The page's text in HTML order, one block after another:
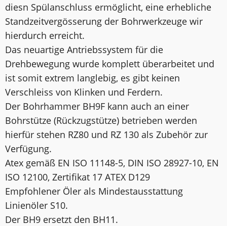
diesn Spülanschluss ermöglicht, eine erhebliche
Standzeitvergösserung der Bohrwerkzeuge wir
hierdurch erreicht.
Das neuartige Antriebssystem für die
Drehbewegung wurde komplett überarbeitet und
ist somit extrem langlebig, es gibt keinen
Verschleiss von Klinken und Ferdern.
Der Bohrhammer BH9F kann auch an einer
Bohrstütze (Rückzugstütze) betrieben werden
hierfür stehen RZ80 und RZ 130 als Zubehör zur
Verfügung.
Atex gemäß EN ISO 11148-5, DIN ISO 28927-10, EN
ISO 12100, Zertifikat 17 ATEX D129
Empfohlener Öler als Mindestausstattung
Linienöler S10.
Der BH9 ersetzt den BH11.